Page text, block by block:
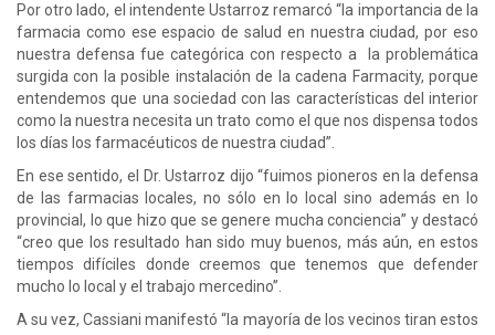
Por otro lado, el intendente Ustarroz remarcó “la importancia de la
farmacia como ese espacio de salud en nuestra ciudad, por eso
nuestra defensa fue categórica con respecto a la problemática
surgida con la posible instalación de la cadena Farmacity, porque
entendemos que una sociedad con las características del interior
como la nuestra necesita un trato como el que nos dispensa todos
los días los farmacéuticos de nuestra ciudad”.
En ese sentido, el Dr. Ustarroz dijo “fuimos pioneros en la defensa
de las farmacias locales, no sólo en lo local sino además en lo
provincial, lo que hizo que se genere mucha conciencia” y destacó
“creo que los resultado han sido muy buenos, más aún, en estos
tiempos difíciles donde creemos que tenemos que defender
mucho lo local y el trabajo mercedino”.
A su vez, Cassiani manifestó “la mayoría de los vecinos tiran estos